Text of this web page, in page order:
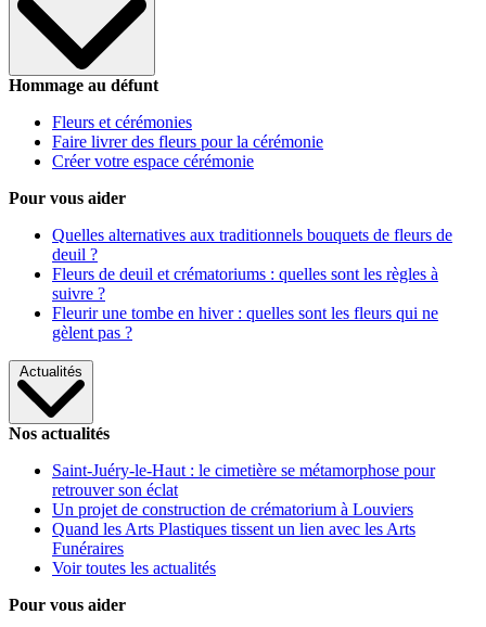
Hommage au défunt
Fleurs et cérémonies
Faire livrer des fleurs pour la cérémonie
Créer votre espace cérémonie
Pour vous aider
Quelles alternatives aux traditionnels bouquets de fleurs de
deuil ?
Fleurs de deuil et crématoriums : quelles sont les règles à
suivre ?
Fleurir une tombe en hiver : quelles sont les fleurs qui ne
gèlent pas ?
Actualités
Nos actualités
Saint-Juéry-le-Haut : le cimetière se métamorphose pour
retrouver son éclat
Un projet de construction de crématorium à Louviers
Quand les Arts Plastiques tissent un lien avec les Arts
Funéraires
Voir toutes les actualités
Pour vous aider